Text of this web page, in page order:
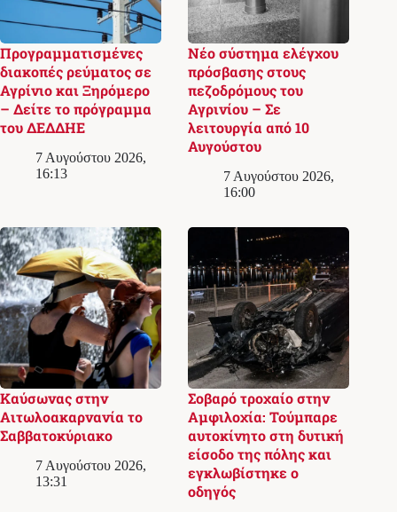
Προγραμματισμένες
διακοπές ρεύματος σε
Αγρίνιο και Ξηρόμερο
– Δείτε το πρόγραμμα
του ΔΕΔΔΗΕ
7 Αυγούστου 2026,
16:13
Νέο σύστημα ελέγχου
πρόσβασης στους
πεζοδρόμους του
Αγρινίου – Σε
λειτουργία από 10
Αυγούστου
7 Αυγούστου 2026,
16:00
Καύσωνας στην
Αιτωλοακαρνανία το
Σαββατοκύριακο
7 Αυγούστου 2026,
13:31
Σοβαρό τροχαίο στην
Αμφιλοχία: Τούμπαρε
αυτοκίνητο στη δυτική
είσοδο της πόλης και
εγκλωβίστηκε ο
οδηγός